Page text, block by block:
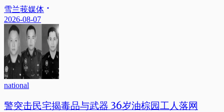
雪兰莪媒体
2026-08-07
national
警突击民宅揭毒品与武器 36岁油棕园工人落网